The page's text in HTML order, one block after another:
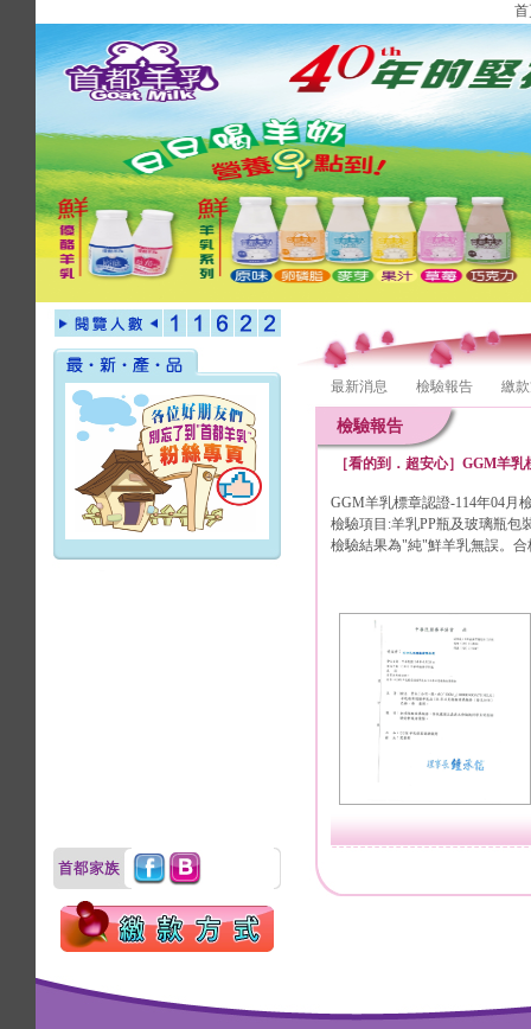
最新消息 檢驗報告 繳
檢驗報告
［看的到．超安心］GGM羊
GGM羊乳標章認證-114年04月
檢驗項目:羊乳PP瓶及玻璃瓶包
檢驗結果為"純"鮮羊乳無誤。